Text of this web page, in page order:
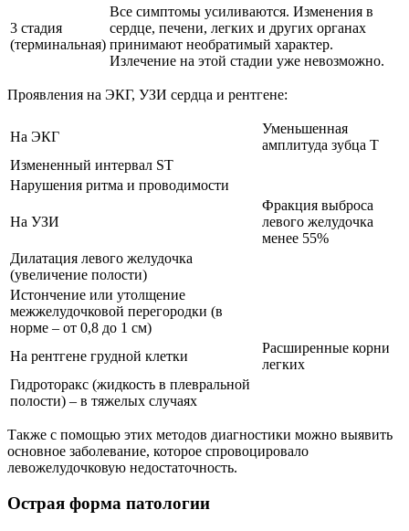
3 стадия
(терминальная)
Все симптомы усиливаются. Изменения в
сердце, печени, легких и других органах
принимают необратимый характер.
Излечение на этой стадии уже невозможно.
Проявления на ЭКГ, УЗИ сердца и рентгене:
На ЭКГ
Уменьшенная
амплитуда зубца T
Измененный интервал ST
Нарушения ритма и проводимости
На УЗИ
Фракция выброса
левого желудочка
менее 55%
Дилатация левого желудочка
(увеличение полости)
Истончение или утолщение
межжелудочковой перегородки (в
норме – от 0,8 до 1 см)
На рентгене грудной клетки
Расширенные корни
легких
Гидроторакс (жидкость в плевральной
полости) – в тяжелых случаях
Также с помощью этих методов диагностики можно выявить
основное заболевание, которое спровоцировало
левожелудочковую недостаточность.
Острая форма патологии